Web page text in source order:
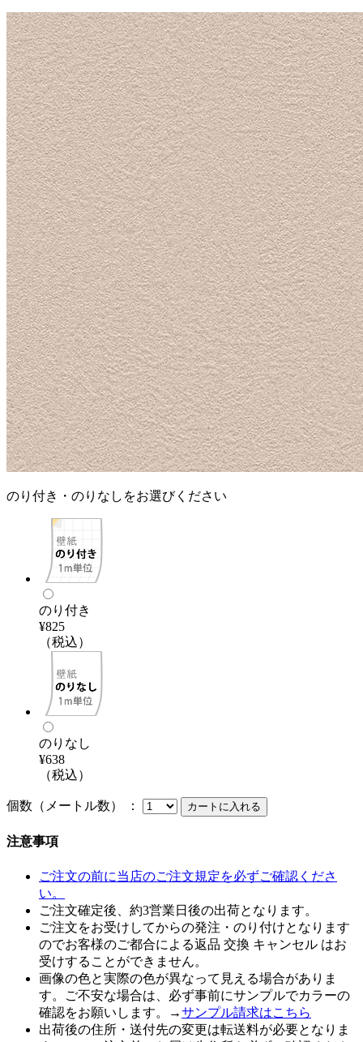
のり付き・のりなしをお選びください
のり付き
¥825
（税込）
のりなし
¥638
（税込）
個数（メートル数） ：
注意事項
ご注文の前に当店のご注文規定を必ずご確認くださ
い。
ご注文確定後、約3営業日後の出荷となります。
ご注文をお受けしてからの発注・のり付けとなります
のでお客様のご都合による返品 交換 キャンセル はお
受けすることができません。
画像の色と実際の色が異なって見える場合がありま
す。ご不安な場合は、必ず事前にサンプルでカラーの
確認をお願いします。→サンプル請求はこちら
出荷後の住所・送付先の変更は転送料が必要となりま